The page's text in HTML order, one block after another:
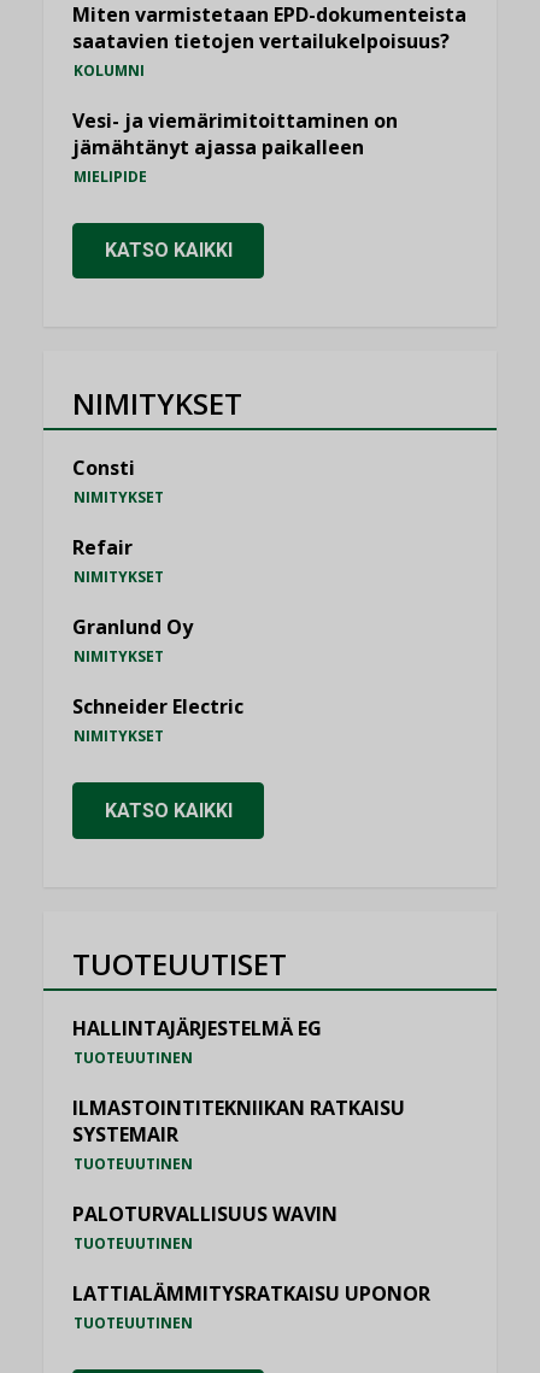
Miten varmistetaan EPD-dokumenteista
saatavien tietojen vertailukelpoisuus?
KOLUMNI
Vesi- ja viemärimitoittaminen on
jämähtänyt ajassa paikalleen
MIELIPIDE
KATSO KAIKKI
NIMITYKSET
Consti
NIMITYKSET
Refair
NIMITYKSET
Granlund Oy
NIMITYKSET
Schneider Electric
NIMITYKSET
KATSO KAIKKI
TUOTEUUTISET
HALLINTAJÄRJESTELMÄ EG
TUOTEUUTINEN
ILMASTOINTITEKNIIKAN RATKAISU
SYSTEMAIR
TUOTEUUTINEN
PALOTURVALLISUUS WAVIN
TUOTEUUTINEN
LATTIALÄMMITYSRATKAISU UPONOR
TUOTEUUTINEN